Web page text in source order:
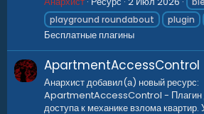
playground roundabout
plugin
Бесплатные плагины
ApartmentAccessControl
Анархист добавил(а) новый ресурс:
ApartmentAccessControl - Плагин
доступа к механике взлома